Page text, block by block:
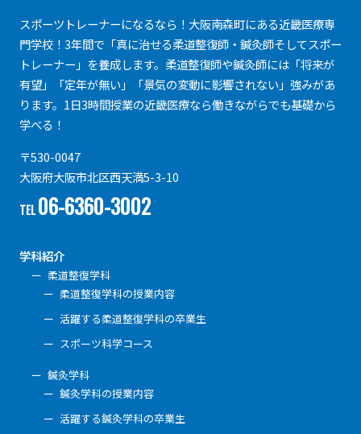
スポーツトレーナーになるなら！大阪南森町にある近畿医療専
門学校！3年間で「真に治せる柔道整復師・鍼灸師そしてスポー
トレーナー」を養成します。柔道整復師や鍼灸師には「将来が
有望」「定年が無い」「景気の変動に影響されない」強みがあ
ります。1日3時間授業の近畿医療なら働きながらでも基礎から
学べる！
〒530-0047
大阪府大阪市北区西天満5-3-10
TEL06-6360-3002
学科紹介
柔道整復学科
柔道整復学科の授業内容
活躍する柔道整復学科の卒業生
スポーツ科学コース
鍼灸学科
鍼灸学科の授業内容
活躍する鍼灸学科の卒業生